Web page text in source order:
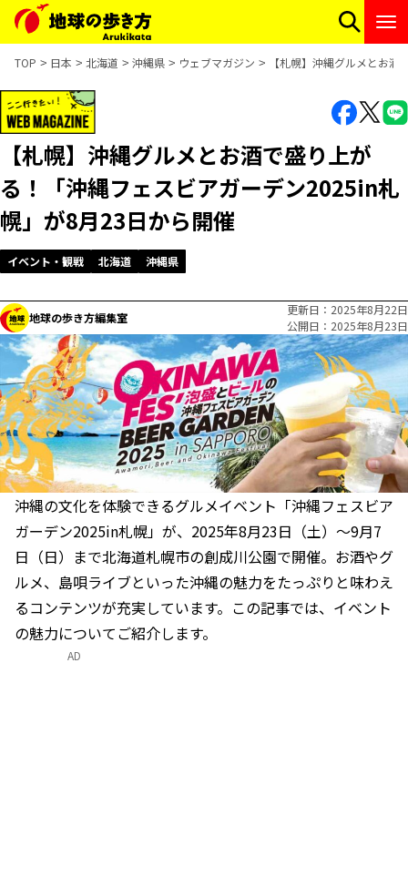
TOP 日本 北海道 沖縄県 ウェブマガジン 【札幌】沖縄グルメとお
【札幌】沖縄グルメとお酒で盛り上が
る！「沖縄フェスビアガーデン2025in札
幌」が8月23日から開催
イベント・観戦 北海道 沖縄県
地球の歩き方編集室
更新日
2025年8月22日
公開日
2025年8月23日
沖縄の文化を体験できるグルメイベント「沖縄フェスビア
ガーデン2025in札幌」が、2025年8月23日（土）～9月7
日（日）まで北海道札幌市の創成川公園で開催。お酒やグ
ルメ、島唄ライブといった沖縄の魅力をたっぷりと味わえ
るコンテンツが充実しています。この記事では、イベント
の魅力についてご紹介します。
AD